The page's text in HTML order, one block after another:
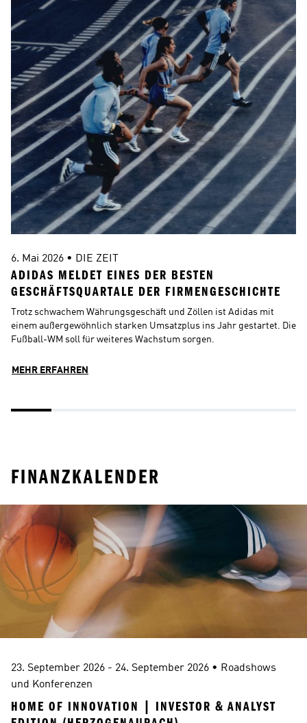
6. Mai 2026 • DIE ZEIT
ADIDAS MELDET EINES DER BESTEN
GESCHÄFTSQUARTALE DER FIRMENGESCHICHTE
Trotz schwachem Währungsgeschäft und Zöllen ist Adidas mit
einem außergewöhnlich starken Umsatzplus ins Jahr gestartet. Die
Fußball-WM soll für weiteres Wachstum sorgen.
MEHR ERFAHREN
FINANZKALENDER
23. September 2026 - 24. September 2026 • Roadshows
und Konferenzen
HOME OF INNOVATION | INVESTOR & ANALYST